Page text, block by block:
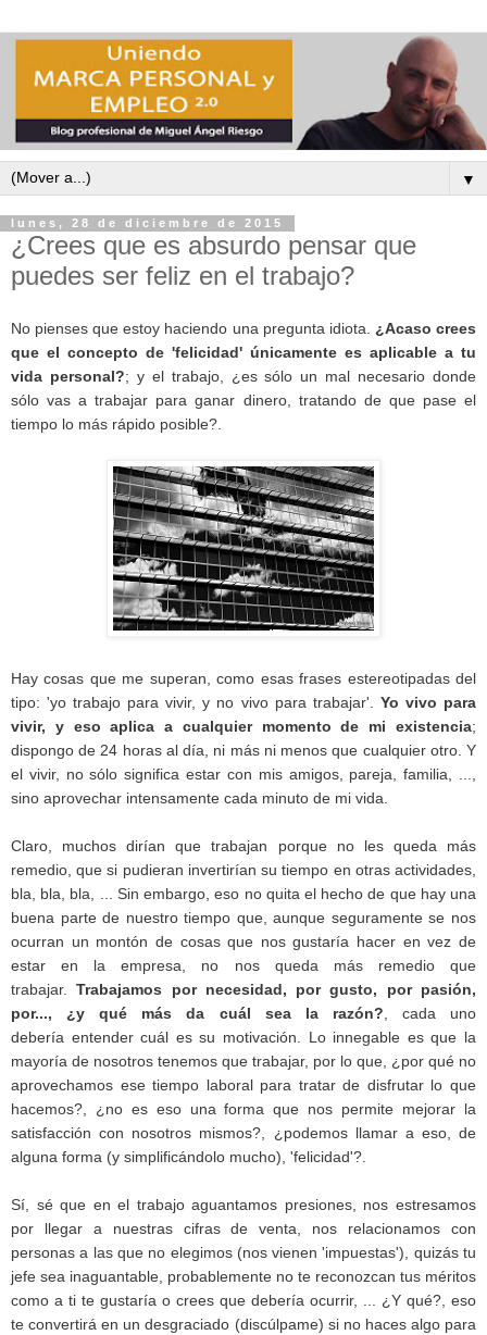
▼
lunes, 28 de diciembre de 2015
¿Crees que es absurdo pensar que
puedes ser feliz en el trabajo?
No pienses que estoy haciendo una pregunta idiota. ¿Acaso crees
que el concepto de 'felicidad' únicamente es aplicable a tu
vida personal?; y el trabajo, ¿es sólo un mal necesario donde
sólo vas a trabajar para ganar dinero, tratando de que pase el
tiempo lo más rápido posible?.
Hay cosas que me superan, como esas frases estereotipadas del
tipo: 'yo trabajo para vivir, y no vivo para trabajar'. Yo vivo para
vivir, y eso aplica a cualquier momento de mi existencia;
dispongo de 24 horas al día, ni más ni menos que cualquier otro. Y
el vivir, no sólo significa estar con mis amigos, pareja, familia, ...,
sino aprovechar intensamente cada minuto de mi vida.
Claro, muchos dirían que trabajan porque no les queda más
remedio, que si pudieran invertirían su tiempo en otras actividades,
bla, bla, bla, ... Sin embargo, eso no quita el hecho de que hay una
buena parte de nuestro tiempo que, aunque seguramente se nos
ocurran un montón de cosas que nos gustaría hacer en vez de
estar en la empresa, no nos queda más remedio que
trabajar.Trabajamos por necesidad, por gusto, por pasión,
por..., ¿y qué más da cuál sea la razón?, cada uno
debería entender cuál es su motivación. Lo innegable es que la
mayoría de nosotros tenemos que trabajar, por lo que, ¿por qué no
aprovechamos ese tiempo laboral para tratar de disfrutar lo que
hacemos?, ¿no es eso una forma que nos permite mejorar la
satisfacción con nosotros mismos?, ¿podemos llamar a eso, de
alguna forma (y simplificándolo mucho), 'felicidad'?.
Sí, sé que en el trabajo aguantamos presiones, nos estresamos
por llegar a nuestras cifras de venta, nos relacionamos con
personas a las que no elegimos (nos vienen 'impuestas'), quizás tu
jefe sea inaguantable, probablemente no te reconozcan tus méritos
como a ti te gustaría o crees que debería ocurrir, ... ¿Y qué?, eso
te convertirá en un desgraciado (discúlpame) si no haces algo para